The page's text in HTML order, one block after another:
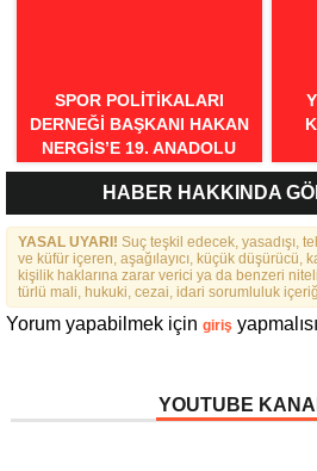
SPOR POLITIKALARI
DERNEĞI BAŞKANI HAKAN
NERGIS’E 19. ANADOLU
SPOR ÖDÜLLERI’NDE
“ÖRNEK DAVRANIŞ” ÖDÜLÜ
HABER HAKKINDA
YASAL UYARI! Suç teşkil edecek, yasadışı,
ve küfür içeren, aşağılayıcı, küçük düşürücü,
kişilik haklarına zarar verici ya da benzeri
türlü mali, hukuki, cezai, idari sorumluluk
Yorum yapabilmek için giriş
YOUTUBE